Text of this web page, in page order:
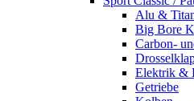
Alu &
Big Bore
Carbon-
Elektrik &
Getriebe